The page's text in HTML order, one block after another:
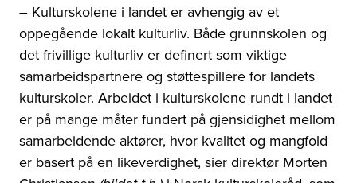
– Kulturskolene i landet er avhengig av et
oppegående lokalt kulturliv. Både grunnskolen og
det frivillige kulturliv er definert som viktige
samarbeidspartnere og støttespillere for landets
kulturskoler. Arbeidet i kulturskolene rundt i landet
er på mange måter fundert på gjensidighet mellom
samarbeidende aktører, hvor kvalitet og mangfold
er basert på en likeverdighet, sier direktør Morten